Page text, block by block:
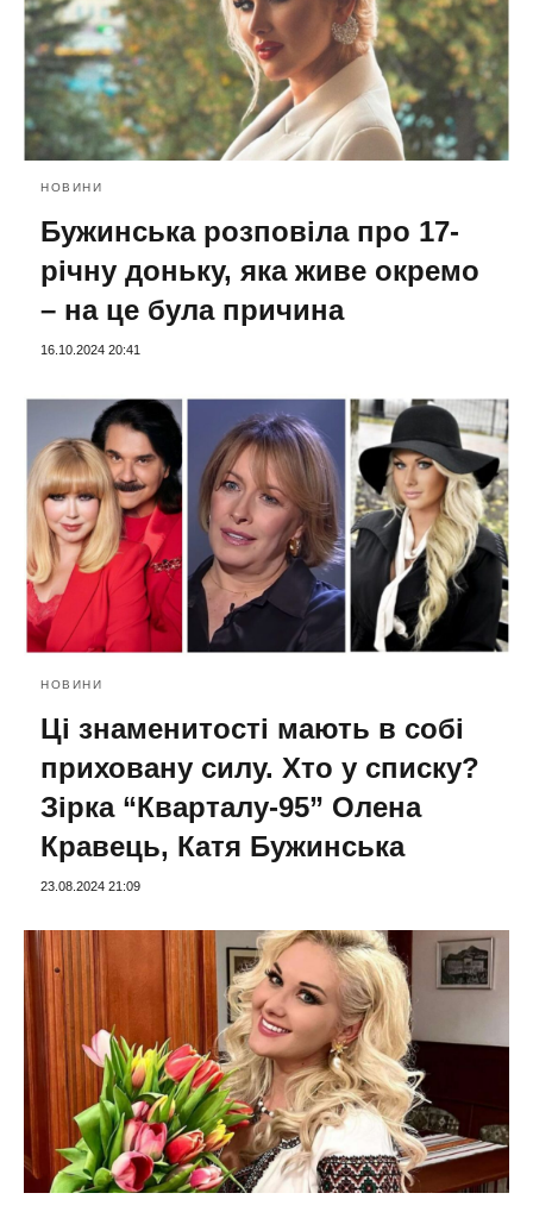
НОВИНИ
Бужинська розповіла про 17-
річну доньку, яка живе окремо
– на це була причина
16.10.2024 20:41
НОВИНИ
Ці знаменитості мають в собі
приховану силу. Хто у списку?
Зірка “Кварталу-95” Олена
Кравець, Катя Бужинська
23.08.2024 21:09